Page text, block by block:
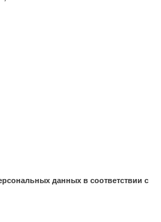
данных в соответствии с